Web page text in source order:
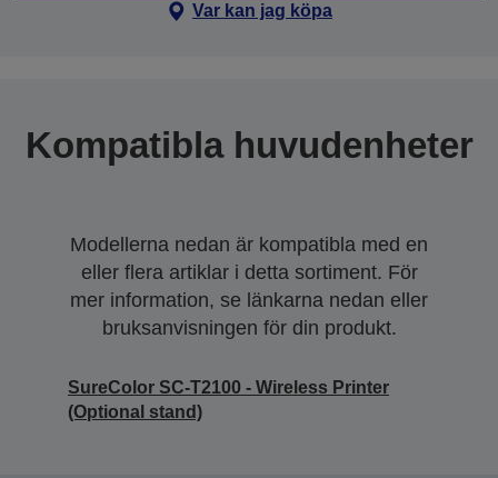
Var kan jag köpa
Kompatibla huvudenheter
Modellerna nedan är kompatibla med en
eller flera artiklar i detta sortiment. För
mer information, se länkarna nedan eller
bruksanvisningen för din produkt.
SureColor SC-T2100 - Wireless Printer
(Optional stand)